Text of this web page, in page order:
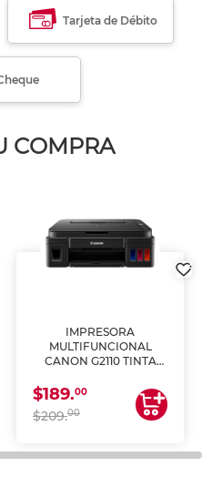
Tarjeta de Débito
COMPRA
IMPRESORA
MULTIFUNCIONAL
CANON G2110 TINTA
$189.00
$209.00